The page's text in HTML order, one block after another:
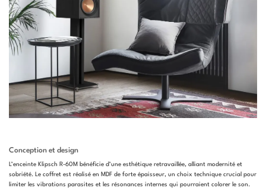
Conception et design
L’enceinte Klipsch R-60M bénéficie d’une esthétique retravaillée, alliant modernité et
sobriété. Le coffret est réalisé en MDF de forte épaisseur, un choix technique crucial pour
limiter les vibrations parasites et les résonances internes qui pourraient colorer le son.